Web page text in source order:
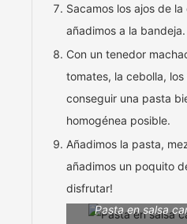
Sacamos los ajos de
añadimos a la bandeja.
Con un tenedor
tomates, la cebolla,
conseguir una pasta
homogénea posible.
Añadimos la pasta,
añadimos un poquito
disfrutar!
Pasta en salsa